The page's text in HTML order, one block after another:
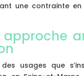
une contrainte
approche
usages que